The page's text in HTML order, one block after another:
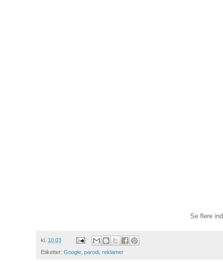
Se flere
kl. 10.03
Etiketter: Google parodi reklamer